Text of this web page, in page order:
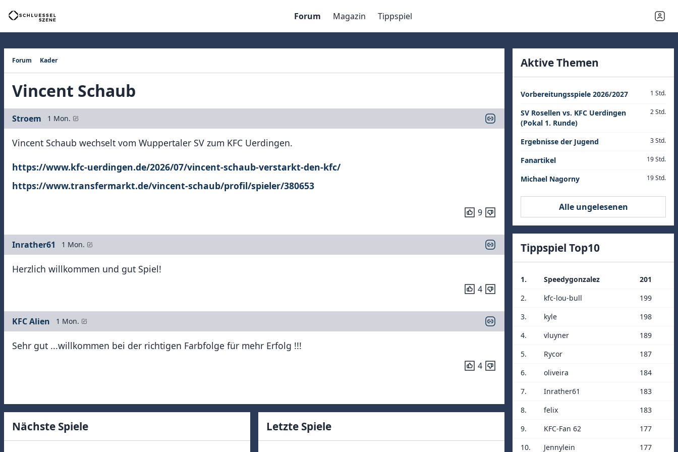
Forum Magazin Tippspiel
Forum Kader
Vincent Schaub
Stroem 1 Mon.
Vincent Schaub wechselt vom Wuppertaler SV zum KFC Uerdingen.
https://www.kfc-uerdingen.de/2026/07/vincent-schaub-verstarkt-den-kfc/
https://www.transfermarkt.de/vincent-schaub/profil/spieler/380653
9
Inrather61 1 Mon.
Herzlich willkommen und gut Spiel!
4
KFC Alien 1 Mon.
Sehr gut ...willkommen bei der richtigen Farbfolge für mehr Erfolg !!!
4
Nächste Spiele Letzte Spiele
Aktive Themen
Vorbereitungsspiele 2026/2027 1 Std.
SV Rosellen vs. KFC Uerdingen
(Pokal 1. Runde)
2 Std.
Ergebnisse der Jugend 3 Std.
Fanartikel 19 Std.
Michael Nagorny 19 Std.
Alle ungelesenen
Tippspiel Top10
1. Speedygonzalez
201
2.
kfc-lou-bull
199
3.
kyle
198
4.
vluyner
189
5.
Rycor
187
6.
oliveira
184
7.
Inrather61
183
8.
felix
183
9.
KFC-Fan 62
177
10.
Jennylein 177